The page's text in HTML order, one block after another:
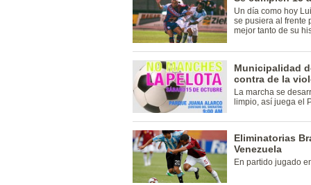
Un día como hoy
se pusiera al frente
mejor tanto de su
Municipalidad
contra de la
La marcha se
limpio, así juega el
Eliminatorias
Venezuela
En partido jugado